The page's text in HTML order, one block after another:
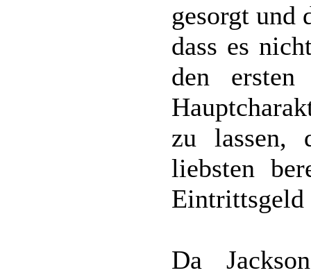
gesorgt
dass es
den
zu lassen,
liebsten
Eintrittsgeld
Da